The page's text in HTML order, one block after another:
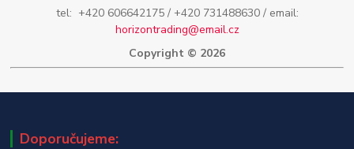
tel: +420 606642175 / +420 731488630 / email:
horizontrading@email.cz
Copyright © 2026
Doporučujeme: